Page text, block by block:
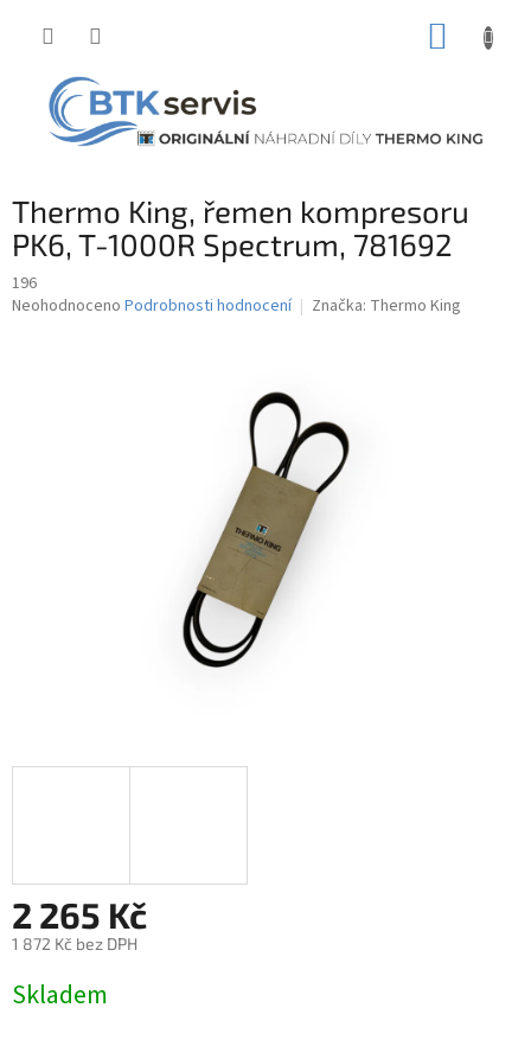
Thermo King, řemen kompresoru
PK6, T-1000R Spectrum, 781692
196
Průměrné
Neohodnoceno Podrobnosti hodnocení Značka: Thermo King
2 265 Kč
1 872 Kč bez DPH
cena:
Skladem